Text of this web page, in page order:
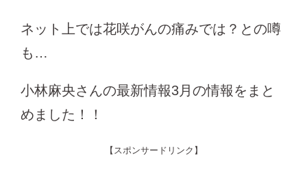
ネット上では花咲がんの痛みでは？との噂
も…
小林麻央さんの最新情報3月の情報をまと
めました！！
【スポンサードリンク】